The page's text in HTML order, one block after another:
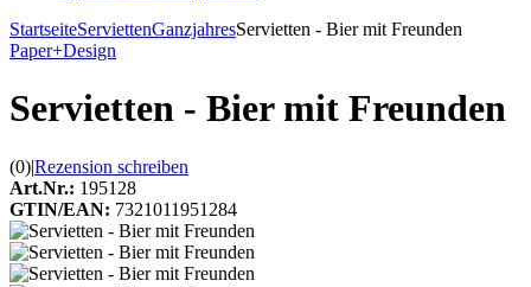
StartseiteServiettenGanzjahresServietten - Bier mit Freunden
Paper+Design
Servietten - Bier mit Freunden
(0)|Rezension schreiben
Art.Nr.: 195128
GTIN/EAN: 7321011951284